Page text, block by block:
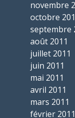
novembre
octobre
septembre
août 2011
juillet 2011
juin 2011
mai 2011
avril 2011
mars 2011
février 2011